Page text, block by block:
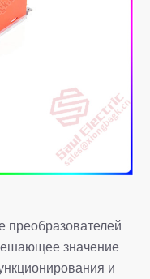
значение
и